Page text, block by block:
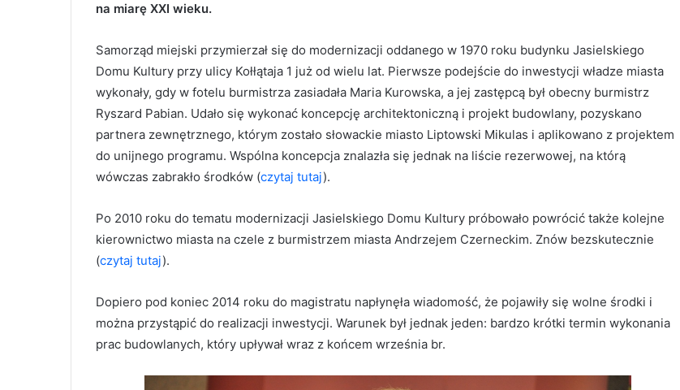
na miarę XXI wieku.
Samorząd miejski przymierzał się do modernizacji oddanego w 1970 roku budynku Jasielskiego
Domu Kultury przy ulicy Kołłątaja 1 już od wielu lat. Pierwsze podejście do inwestycji władze miasta
wykonały, gdy w fotelu burmistrza zasiadała Maria Kurowska, a jej zastępcą był obecny burmistrz
Ryszard Pabian. Udało się wykonać koncepcję architektoniczną i projekt budowlany, pozyskano
partnera zewnętrznego, którym zostało słowackie miasto Liptowski Mikulas i aplikowano z projektem
do unijnego programu. Wspólna koncepcja znalazła się jednak na liście rezerwowej, na którą
wówczas zabrakło środków (czytaj tutaj).
Po 2010 roku do tematu modernizacji Jasielskiego Domu Kultury próbowało powrócić także kolejne
kierownictwo miasta na czele z burmistrzem miasta Andrzejem Czerneckim. Znów bezskutecznie
(czytaj tutaj).
Dopiero pod koniec 2014 roku do magistratu napłynęła wiadomość, że pojawiły się wolne środki i
można przystąpić do realizacji inwestycji. Warunek był jednak jeden: bardzo krótki termin wykonania
prac budowlanych, który upływał wraz z końcem września br.